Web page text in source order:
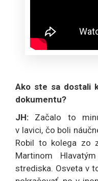
Ako ste sa dostali
dokumentu?
JH: Začalo to
v lavici, čo boli
Robil to kolega zo
Martinom
strediska. Osveta v